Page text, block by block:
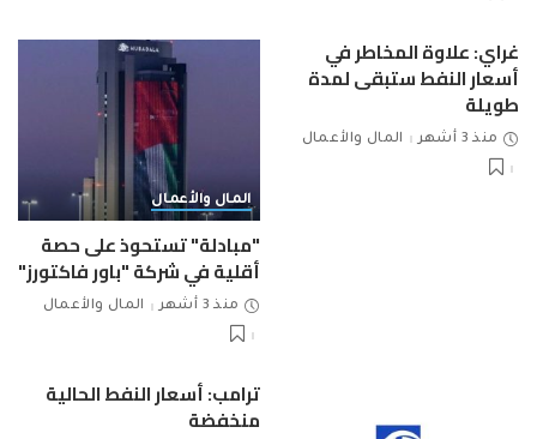
غراي: علاوة المخاطر في
أسعار النفط ستبقى لمدة
طويلة
منذ 3 أشهر المال والأعمال
المال والأعمال
"مبادلة" تستحوذ على حصة
أقلية في شركة "باور فاكتورز"
منذ 3 أشهر المال والأعمال
ترامب: أسعار النفط الحالية
منخفضة